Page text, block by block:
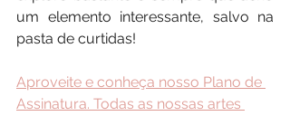
um elemento interessante, salvo na
pasta de curtidas!
Aproveite e conheça nosso Plano de
Assinatura. Todas as nossas artes